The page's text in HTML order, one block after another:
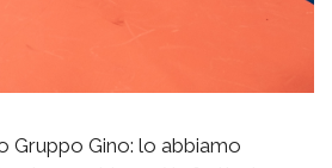
Gruppo Gino: lo abbiamo